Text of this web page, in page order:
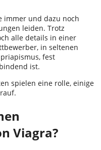
immer und dazu noch
leiden. Trotz
alle details in einer
in seltenen
fest
ist.
spielen eine rolle, einige
Viagra?